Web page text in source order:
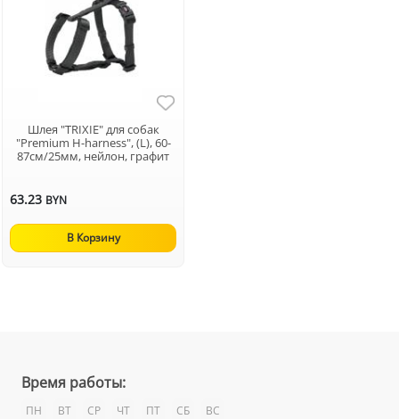
Шлея "TRIXIE" для собак
"Premium H-harness", (L), 60-
87см/25мм, нейлон, графит
63.23 BYN
В Корзину
Время работы:
ПН ВТ СР ЧТ ПТ СБ ВС